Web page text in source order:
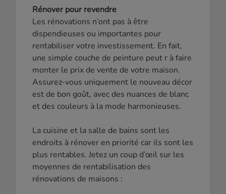
Rénover pour revendre
Les rénovations n’ont pas à être
dispendieuses ou importantes pour
rentabiliser votre investissement. En fait,
une simple couche de peinture peut r à faire
monter le prix de vente de votre maison.
Assurez-vous uniquement le nouveau décor
est de bon goût, avec des nuances de blanc
et des couleurs à la mode harmonieuses.
La cuisine et la salle de bains sont les
endroits à rénover en priorité car ils sont les
plus rentables. Jetez un coup d’œil sur les
moyennes de rentabilisation des
rénovations de maisons :